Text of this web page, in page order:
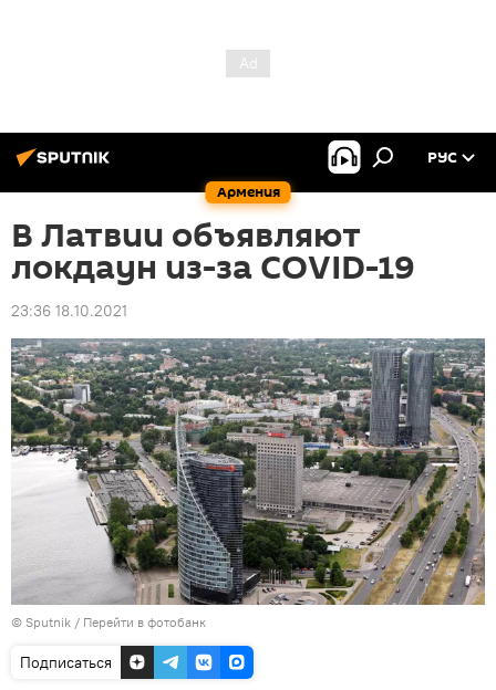
Армения
РУС
В Латвии объявляют
локдаун из-за COVID-19
23:36 18.10.2021
© Sputnik / Перейти в фотобанк
Подписаться